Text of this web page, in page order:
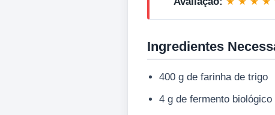
Ingredientes
400 g de farinha de trigo
4 g de fermento